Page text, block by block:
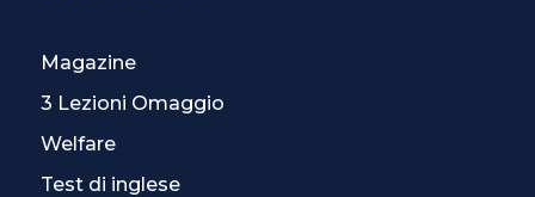
Magazine
3 Lezioni Omaggio
Welfare
Test di inglese